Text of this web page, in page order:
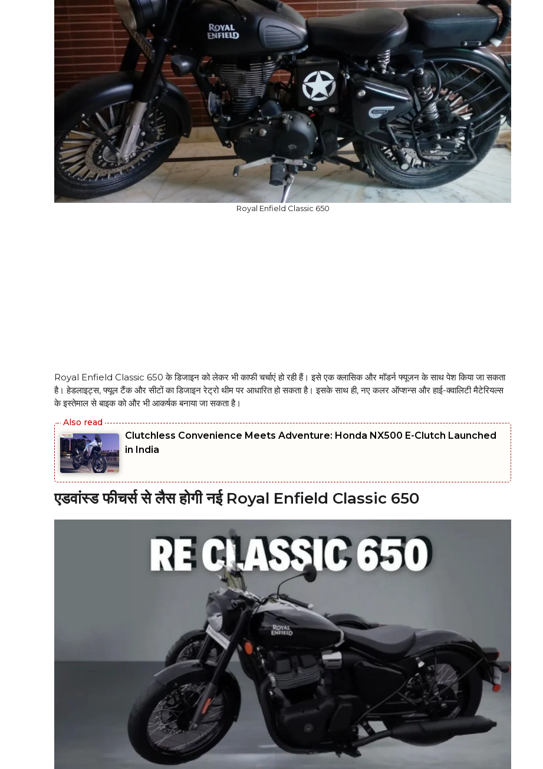
Royal Enfield Classic 650
Royal Enfield Classic 650 के डिजाइन को लेकर भी काफी चर्चाएं हो रही हैं। इसे एक क्लासिक और मॉडर्न फ्यूजन के साथ पेश किया जा सकता
है। हेडलाइट्स, फ्यूल टैंक और सीटों का डिजाइन रेट्रो थीम पर आधारित हो सकता है। इसके साथ ही, नए कलर ऑप्शन्स और हाई-क्वालिटी मैटेरियल्स
के इस्तेमाल से बाइक को और भी आकर्षक बनाया जा सकता है।
Clutchless Convenience Meets Adventure: Honda NX500 E-Clutch Launched
in India
एडवांस्ड फीचर्स से लैस होगी नई Royal Enfield Classic 650